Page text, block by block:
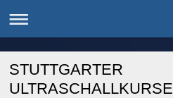
STUTTGARTER
ULTRASCHALLKURSE